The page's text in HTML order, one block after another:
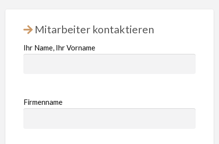
Mitarbeiter kontaktieren
Ihr Name, Ihr Vorname
Firmenname